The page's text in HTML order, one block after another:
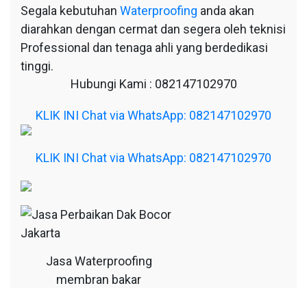
Segala kebutuhan Waterproofing anda akan
diarahkan dengan cermat dan segera oleh teknisi
Professional dan tenaga ahli yang berdedikasi
tinggi.
Hubungi Kami : 082147102970
KLIK INI Chat via WhatsApp: 082147102970
KLIK INI Chat via WhatsApp: 082147102970
Jasa Waterproofing
membran bakar